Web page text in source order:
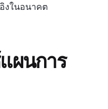
งในอนาคต
ผนการ